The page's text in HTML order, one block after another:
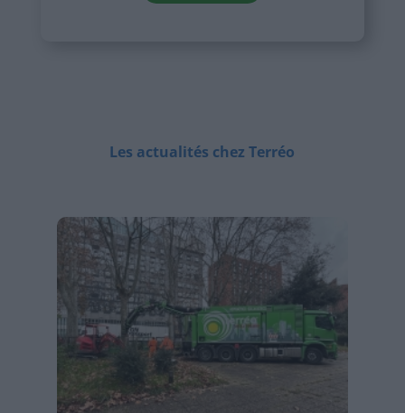
Les actualités chez Terréo